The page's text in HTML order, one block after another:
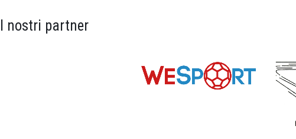
I nostri partner